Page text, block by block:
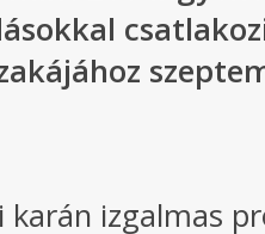
izgalmas